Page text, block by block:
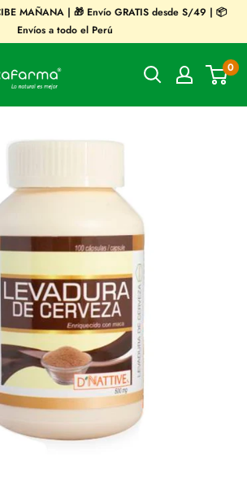
MAÑANA | 🎁 Envío GRATIS desde S/49 | 📦
Envíos a todo el Perú
0